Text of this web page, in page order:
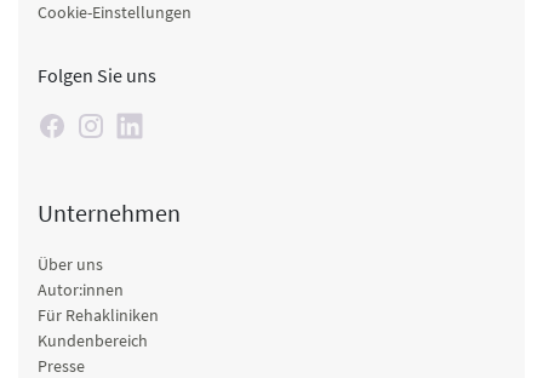
Cookie-Einstellungen
Folgen Sie uns
Unternehmen
Über uns
Autor:innen
Für Rehakliniken
Kundenbereich
Presse